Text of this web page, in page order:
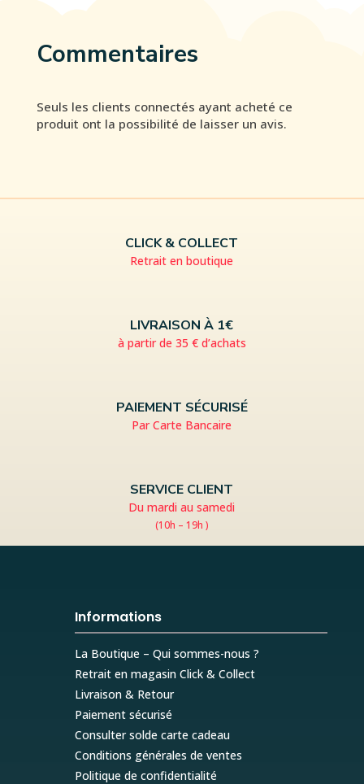
Commentaires
Seuls les clients connectés ayant acheté ce
produit ont la possibilité de laisser un avis.
CLICK & COLLECT
Retrait en boutique
LIVRAISON À 1€
à partir de 35 € d’achats
PAIEMENT SÉCURISÉ
Par Carte Bancaire
SERVICE CLIENT
Du mardi au samedi
(10h – 19h )
Informations
La Boutique – Qui sommes-nous ?
Retrait en magasin Click & Collect
Livraison & Retour
Paiement sécurisé
Consulter solde carte cadeau
Conditions générales de ventes
Politique de confidentialité